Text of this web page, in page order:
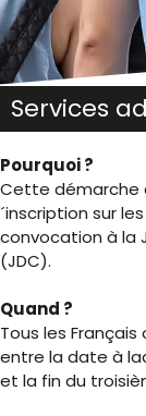
Services
Pourquoi ?
Cette démarche
´inscription sur
convocation à la
(JDC).
Quand ?
Tous les
entre la date à
et la fin du